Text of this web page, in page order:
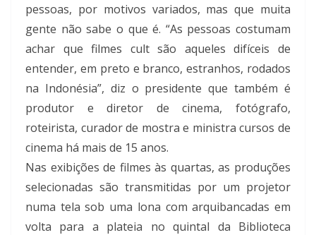
pessoas, por motivos variados, mas que muita
gente não sabe o que é. “As pessoas costumam
achar que filmes cult são aqueles difíceis de
entender, em preto e branco, estranhos, rodados
na Indonésia”, diz o presidente que também é
produtor e diretor de cinema, fotógrafo,
roteirista, curador de mostra e ministra cursos de
cinema há mais de 15 anos.
Nas exibições de filmes às quartas, as produções
selecionadas são transmitidas por um projetor
numa tela sob uma lona com arquibancadas em
volta para a plateia no quintal da Biblioteca